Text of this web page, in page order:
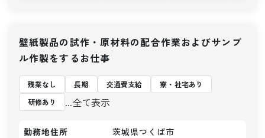
壁紙製品の試作・原材料の配合作業およびサンプ
ル作製をするお仕事
残業なし 長期 交通費支給
寮・社宅あり
研修あり
...全て表示
勤務地住所
茨城県つくば市